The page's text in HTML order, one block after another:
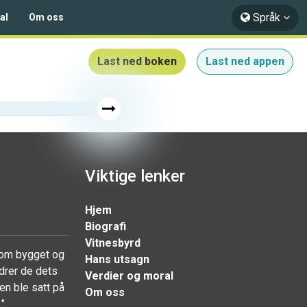
Om oss Språk
Last ned boken Last ned appen
bygget og
de dets
ble satt på
Viktige lenker
Hjem
Biografi
Vitnesbyrd
Hans utsagn
Verdier og moral
Om oss